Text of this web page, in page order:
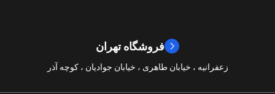
فروشگاه تهران
زعفرانیه ، خیابان طاهری ، خیابان جوادیان ، کوچه آذر